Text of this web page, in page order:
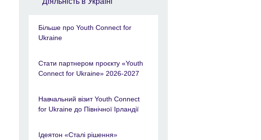
Більше про Youth Connect for
Ukraine
Стати партнером проєкту «Youth
Connect for Ukraine» 2026-2027
Навчальний візит Youth Connect
for Ukraine до Північної Ірландії
Ідеятон «Сталі рішення»